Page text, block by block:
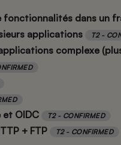
dans un
applications
T2 -
complexe
et OIDC T2 - CONFIRMED
+ FTP T2 - CONFIRMED